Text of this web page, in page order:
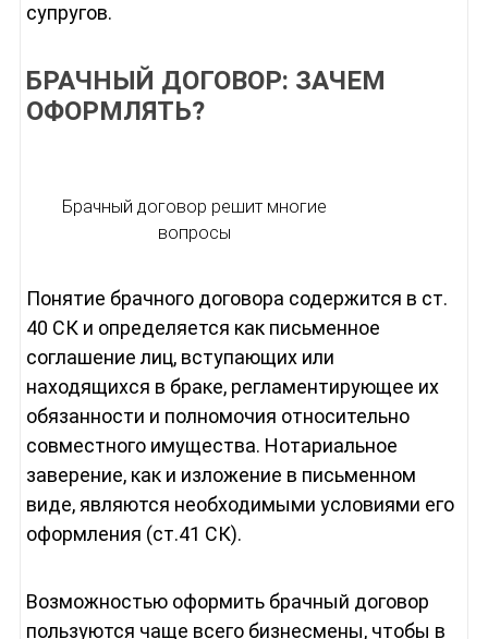
супругов.
БРАЧНЫЙ ДОГОВОР: ЗАЧЕМ
ОФОРМЛЯТЬ?
Брачный договор решит многие
вопросы
Понятие брачного договора содержится в ст.
40 СК и определяется как письменное
соглашение лиц, вступающих или
находящихся в браке, регламентирующее их
обязанности и полномочия относительно
совместного имущества. Нотариальное
заверение, как и изложение в письменном
виде, являются необходимыми условиями его
оформления (ст.41 СК).
Возможностью оформить брачный договор
пользуются чаще всего бизнесмены, чтобы в